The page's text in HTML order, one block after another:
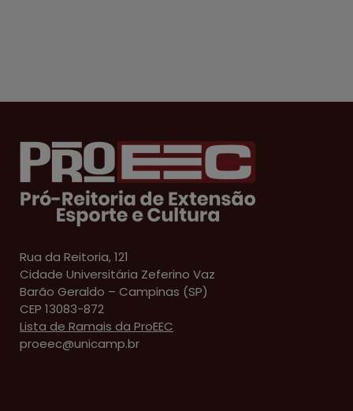
Rua da Reitoria, 121
Cidade Universitária Zeferino Vaz
Barão Geraldo – Campinas (SP)
CEP 13083-872
Lista de Ramais da ProEEC
proeec@unicamp.br